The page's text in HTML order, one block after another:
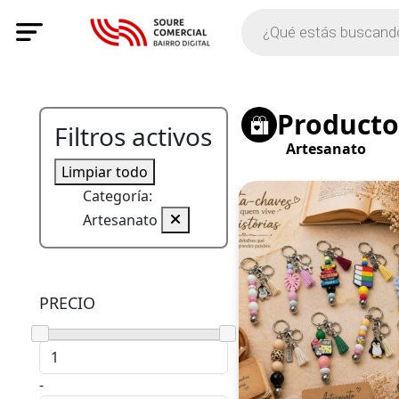
Filtros activos
Limpiar todo
Categoría:
Artesanato
PRECIO
-
Artesanato